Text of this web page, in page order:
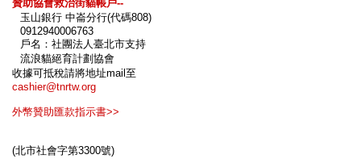
贊助協會救治街貓帳戶--
玉山銀行 中崙分行(代碼808)
0912940006763
戶名：社團法人臺北市支持
流浪貓絕育計劃協會
收據可抵稅請將地址mail至
cashier@tnrtw.org
外幣贊助匯款指示書>>
(北市社會字第3300號)